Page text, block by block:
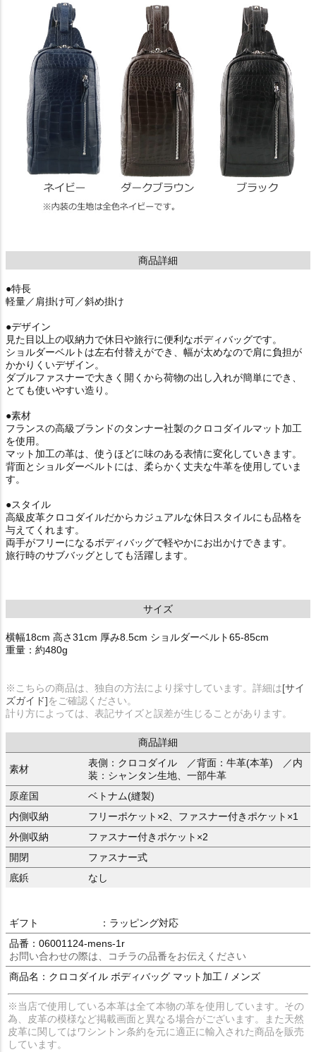
商品詳細
●特長
軽量／肩掛け可／斜め掛け
●デザイン
見た目以上の収納力で休日や旅行に便利なボディバッグです。
ショルダーベルトは左右付替えができ、幅が太めなので肩に負担が
かかりくいデザイン。
ダブルファスナーで大きく開くから荷物の出し入れが簡単にでき、
とても使いやすい造り。
●素材
フランスの高級ブランドのタンナー社製のクロコダイルマット加工
を使用。
マット加工の革は、使うほどに味のある表情に変化していきます。
背面とショルダーベルトには、柔らかく丈夫な牛革を使用していま
す。
●スタイル
高級皮革クロコダイルだからカジュアルな休日スタイルにも品格を
与えてくれます。
両手がフリーになるボディバッグで軽やかにお出かけできます。
旅行時のサブバッグとしても活躍します。
サイズ
横幅18cm 高さ31cm 厚み8.5cm ショルダーベルト65-85cm
重量：約480g
※こちらの商品は、独自の方法により採寸しています。詳細は[サイ
ズガイド]をご確認ください。
計り方によっては、表記サイズと誤差が生じることがあります。
商品詳細
素材
表側：クロコダイル ／背面：牛革(本革) ／内
装：シャンタン生地、一部牛革
原産国
ベトナム(縫製)
内側収納
フリーポケット×2、ファスナー付きポケット×1
外側収納
ファスナー付きポケット×2
開閉
ファスナー式
底鋲
なし
ギフト
：ラッピング対応
品番：06001124-mens-1r
お問い合わせの際は、コチラの品番をお伝えください
商品名：クロコダイル ボディバッグ マット加工 / メンズ
※当店で使用している本革は全て本物の革を使用しています。その
為、皮革の模様など掲載画面と異なる場合がございます。また天然
皮革に関してはワシントン条約を元に適正に輸入された商品を販売
しています。